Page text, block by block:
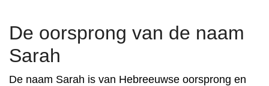
De oorsprong van de naam
Sarah
De naam Sarah is van Hebreeuwse oorsprong en